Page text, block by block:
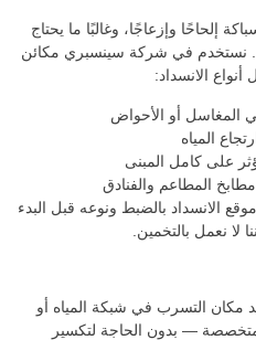
إلحاحًا وإزعاجًا، وغالبًا ما يحتاج
نستخدم في شركة سينسبري مكائن
الانسداد:
المغاسل أو الأحواض
المياه
على كامل المبنى
المطاعم والفنادق
الانسداد بالضبط ونوعه قبل البدء
لا نعمل بالتخمين.
مكان التسرب في شبكة المياه أو
— بدون الحاجة لتكسير